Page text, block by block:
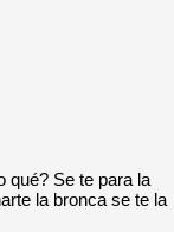
qué? Se te para la
la bronca se te la